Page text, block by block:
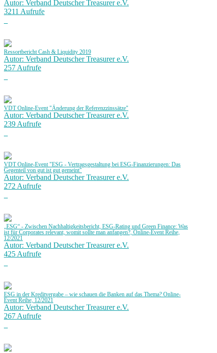
Autor: Verband Deutscher Treasurer e.V.
3211 Aufrufe
Ressortbericht Cash & Liquidity 2019
Autor: Verband Deutscher Treasurer e.V.
257 Aufrufe
VDT Online-Event "Änderung der Referenzzinssätze"
Autor: Verband Deutscher Treasurer e.V.
239 Aufrufe
VDT Online-Event "ESG - Vertragsgestaltung bei ESG-Finanzierungen: Das
Gegenteil von gut ist gut gemeint"
Autor: Verband Deutscher Treasurer e.V.
272 Aufrufe
„ESG“ - Zwischen Nachhaltigkeitsbericht, ESG-Rating und Green Finance: Was
ist für Corporates relevant, womit sollte man anfangen?, Online-Event Reihe,
12/2021
Autor: Verband Deutscher Treasurer e.V.
425 Aufrufe
ESG in der Kreditvergabe – wie schauen die Banken auf das Thema? Online-
Event Reihe, 12/2021
Autor: Verband Deutscher Treasurer e.V.
267 Aufrufe